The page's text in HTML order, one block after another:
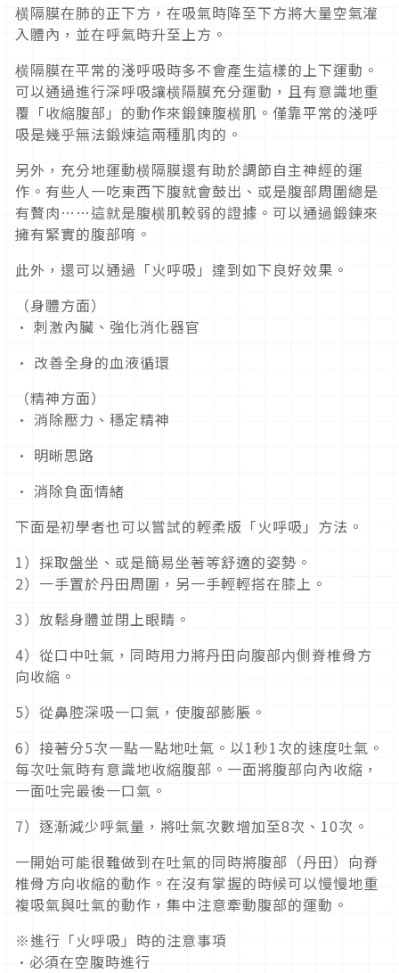
横隔膜在肺的正下方，在吸氣時降至下方將大量空氣灌
入體內，並在呼氣時升至上方。
横隔膜在平常的淺呼吸時多不會產生這樣的上下運動。
可以通過進行深呼吸讓横隔膜充分運動，且有意識地重
覆「收縮腹部」的動作來鍛鍊腹横肌。僅靠平常的淺呼
吸是幾乎無法鍛煉這兩種肌肉的。
另外，充分地運動横隔膜還有助於調節自主神經的運
作。有些人一吃東西下腹就會鼓出、或是腹部周圍總是
有贅肉……這就是腹横肌較弱的證據。可以通過鍛鍊來
擁有緊實的腹部唷。
此外，還可以通過「火呼吸」達到如下良好效果。
（身體方面）
· 刺激內臟、強化消化器官
· 改善全身的血液循環
（精神方面）
· 消除壓力、穩定精神
· 明晰思路
· 消除負面情緒
下面是初學者也可以嘗試的輕柔版「火呼吸」方法。
1）採取盤坐、或是簡易坐著等舒適的姿勢。
2）一手置於丹田周圍，另一手輕輕搭在膝上。
3）放鬆身體並閉上眼睛。
4）從口中吐氣，同時用力將丹田向腹部内側脊椎骨方
向收縮。
5）從鼻腔深吸一口氣，使腹部膨脹。
6）接著分5次一點一點地吐氣。以1秒1次的速度吐氣。
每次吐氣時有意識地收縮腹部。一面將腹部向內收縮，
一面吐完最後一口氣。
7）逐漸減少呼氣量，將吐氣次數增加至8次、10次。
一開始可能很難做到在吐氣的同時將腹部（丹田）向脊
椎骨方向收縮的動作。在沒有掌握的時候可以慢慢地重
複吸氣與吐氣的動作，集中注意牽動腹部的運動。
※進行「火呼吸」時的注意事項
·必須在空腹時進行